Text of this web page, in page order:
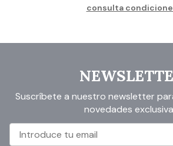
consulta
Suscríbete a nuestro newsletter
novedades